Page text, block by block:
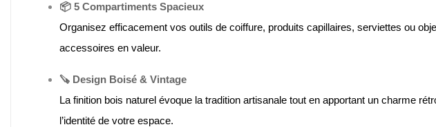
📦 5 Compartiments Spacieux
Organisez efficacement vos outils de coiffure, produits capillaires, serviettes ou
accessoires en valeur.
🪚 Design Boisé & Vintage
La finition bois naturel évoque la tradition artisanale tout en apportant un charme
l’identité de votre espace.